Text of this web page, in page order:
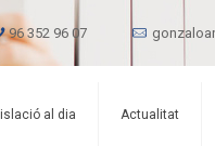
96 352 96 07
al dia Actualitat